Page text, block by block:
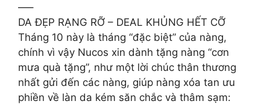
—–
DA ĐẸP RẠNG RỠ – DEAL KHỦNG HẾT CỠ
Tháng 10 này là tháng “đặc biệt” của nàng,
chính vì vậy Nucos xin dành tặng nàng “cơn
mưa quà tặng”, như một lời chúc thân thương
nhất gửi đến các nàng, giúp nàng xóa tan ưu
phiền về làn da kém săn chắc và thâm sạm: